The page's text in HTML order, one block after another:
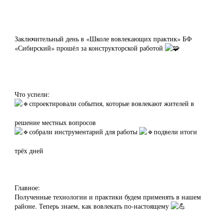
Заключительный день в «Школе вовлекающих практик» БФ
«Сибирский» прошёл за конструкторской работой
Что успели:
спроектировали события, которые вовлекают жителей в
решение местных вопросов
собрали инструментарий для работы
подвели итоги
трёх дней
Главное:
Полученные технологии и практики будем применять в нашем
районе. Теперь знаем, как вовлекать по-настоящему